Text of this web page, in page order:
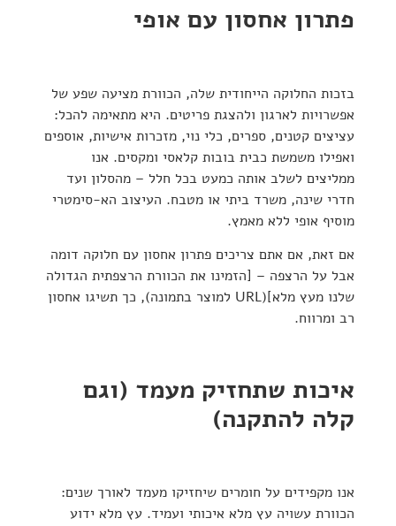
פתרון אחסון עם אופי
בזכות החלוקה הייחודית שלה, הכוורת מציעה שפע של
אפשרויות לארגון ולהצגת פריטים. היא מתאימה להכל:
עציצים קטנים, ספרים, כלי נוי, מזכרות אישיות, אוספים
ואפילומשמשת כבית בובות קלאסי ומקסים. אנו
ממליצים לשלב אותה כמעט בכל חלל – מהסלון ועד
חדרי שינה, משרד ביתי או מטבח. העיצוב הא-סימטרי
מוסיף אופי ללא מאמץ.
אם זאת, אם אתם צריכים פתרון אחסון עם חלוקה דומה
אבל על הרצפה – [הזמינו את הכוורת הרצפתית הגדולה
שלנו מעץ מלא](URL למוצר בתמונה)
, כך תשיגו אחסון
רב ומרווח.
איכות שתחזיק מעמד (וגם
קלה להתקנה)
אנו מקפידים על חומרים שיחזיקו מעמד לאורך שנים:
הכוורת עשויה עץ מלא איכותי ועמיד.עץ מלא ידוע